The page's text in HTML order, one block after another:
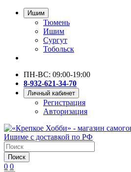
Ишим
Тюмень
Ишим
Сургут
Тобольск
ПН-ВС: 09:00-19:00
8-932-621-34-70
Личный кабинет
Регистрация
Авторизация
Поиск
0 0